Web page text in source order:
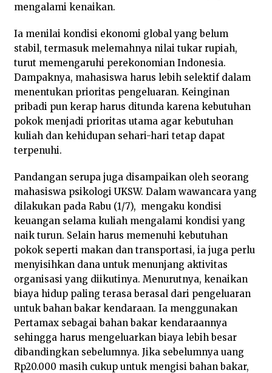
mengalami kenaikan.
Ia menilai kondisi ekonomi global yang belum
stabil, termasuk melemahnya nilai tukar rupiah,
turut memengaruhi perekonomian Indonesia.
Dampaknya, mahasiswa harus lebih selektif dalam
menentukan prioritas pengeluaran. Keinginan
pribadi pun kerap harus ditunda karena kebutuhan
pokok menjadi prioritas utama agar kebutuhan
kuliah dan kehidupan sehari-hari tetap dapat
terpenuhi.
Pandangan serupa juga disampaikan oleh seorang
mahasiswa psikologi UKSW. Dalam wawancara yang
dilakukan pada Rabu (1/7), mengaku kondisi
keuangan selama kuliah mengalami kondisi yang
naik turun. Selain harus memenuhi kebutuhan
pokok seperti makan dan transportasi, ia juga perlu
menyisihkan dana untuk menunjang aktivitas
organisasi yang diikutinya. Menurutnya, kenaikan
biaya hidup paling terasa berasal dari pengeluaran
untuk bahan bakar kendaraan. Ia menggunakan
Pertamax sebagai bahan bakar kendaraannya
sehingga harus mengeluarkan biaya lebih besar
dibandingkan sebelumnya. Jika sebelumnya uang
Rp20.000 masih cukup untuk mengisi bahan bakar,